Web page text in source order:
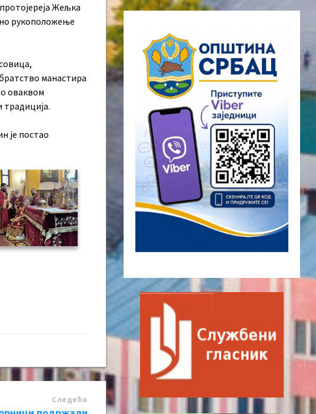
Жељка
рукоположење
манастира
оваквом
традиција.
је постао
Следећa